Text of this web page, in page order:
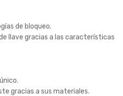
de bloqueo.
llave gracias a las características
gracias a sus materiales.